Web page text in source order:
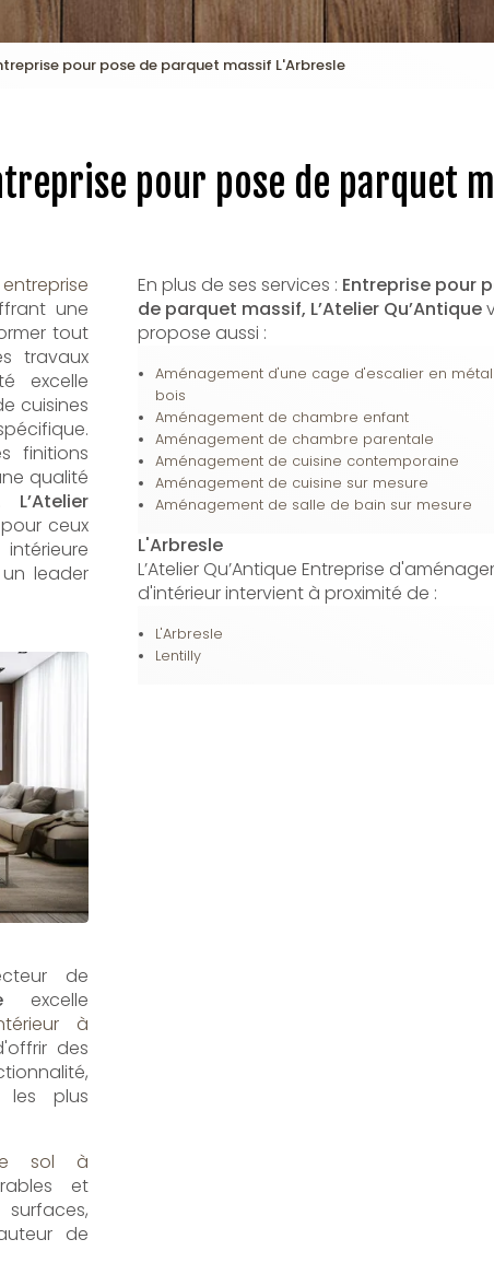
pour pose de parquet massif L'Arbresle
pour pose de parquet
entreprise
une
tout
travaux
excelle
cuisines
finitions
qualité
L’Atelier
ceux
leader
de
excelle
à
des
les plus
sol à
et
de
En plus de ses services : Entreprise pour
de parquet massif, L’Atelier Qu’Antique
propose aussi :
Aménagement d'une cage d'escalier en
bois
Aménagement de chambre enfant
Aménagement de chambre parentale
Aménagement de cuisine contemporaine
Aménagement de cuisine sur mesure
Aménagement de salle de bain sur mesure
L'Arbresle
L’Atelier Qu’Antique Entreprise
d'intérieur intervient à proximité de :
L'Arbresle
Lentilly